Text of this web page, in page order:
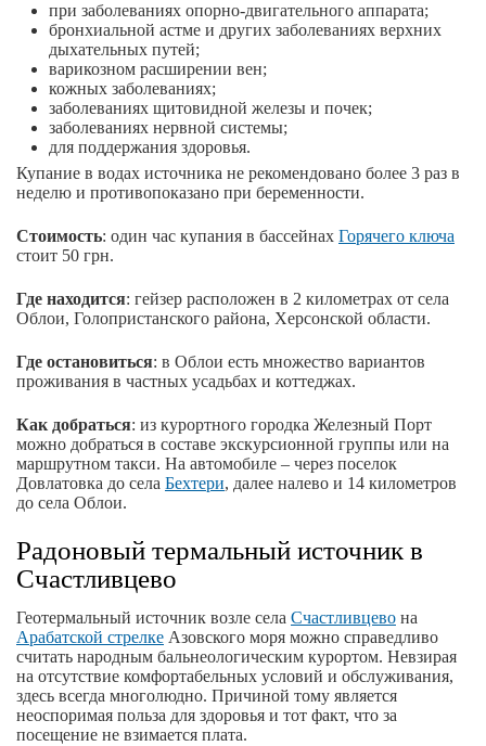
при заболеваниях опорно-двигательного аппарата;
бронхиальной астме и других заболеваниях верхних
дыхательных путей;
варикозном расширении вен;
кожных заболеваниях;
заболеваниях щитовидной железы и почек;
заболеваниях нервной системы;
для поддержания здоровья.
Купание в водах источника не рекомендовано более 3 раз в
неделю и противопоказано при беременности.
Стоимость: один час купания в бассейнах Горячего ключа
стоит 50 грн.
Где находится: гейзер расположен в 2 километрах от села
Облои, Голопристанского района, Херсонской области.
Где остановиться: в Облои есть множество вариантов
проживания в частных усадьбах и коттеджах.
Как добраться: из курортного городка Железный Порт
можно добраться в составе экскурсионной группы или на
маршрутном такси. На автомобиле – через поселок
Довлатовка до села Бехтери, далее налево и 14 километров
до села Облои.
Радоновый термальный источник в
Счастливцево
Геотермальный источник возле села Счастливцево на
Арабатской стрелке Азовского моря можно справедливо
считать народным бальнеологическим курортом. Невзирая
на отсутствие комфортабельных условий и обслуживания,
здесь всегда многолюдно. Причиной тому является
неоспоримая польза для здоровья и тот факт, что за
посещение не взимается плата.